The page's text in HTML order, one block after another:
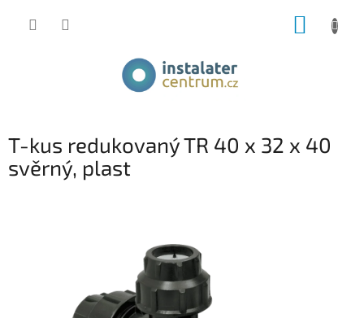
T-kus redukovaný TR 40 x 32 x 40
svěrný, plast